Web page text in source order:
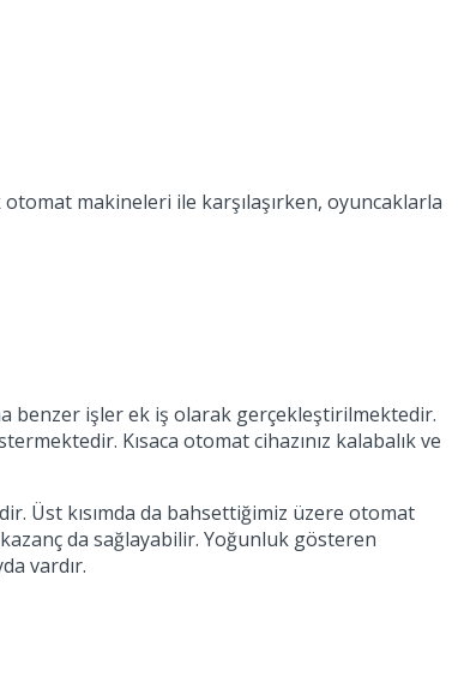
makineleri ile karşılaşırken, oyuncaklarla
benzer işler ek iş olarak gerçekleştirilmektedir.
Kısaca otomat cihazınız kalabalık ve
Üst kısımda da bahsettiğimiz üzere otomat
da sağlayabilir. Yoğunluk gösteren
vardır.